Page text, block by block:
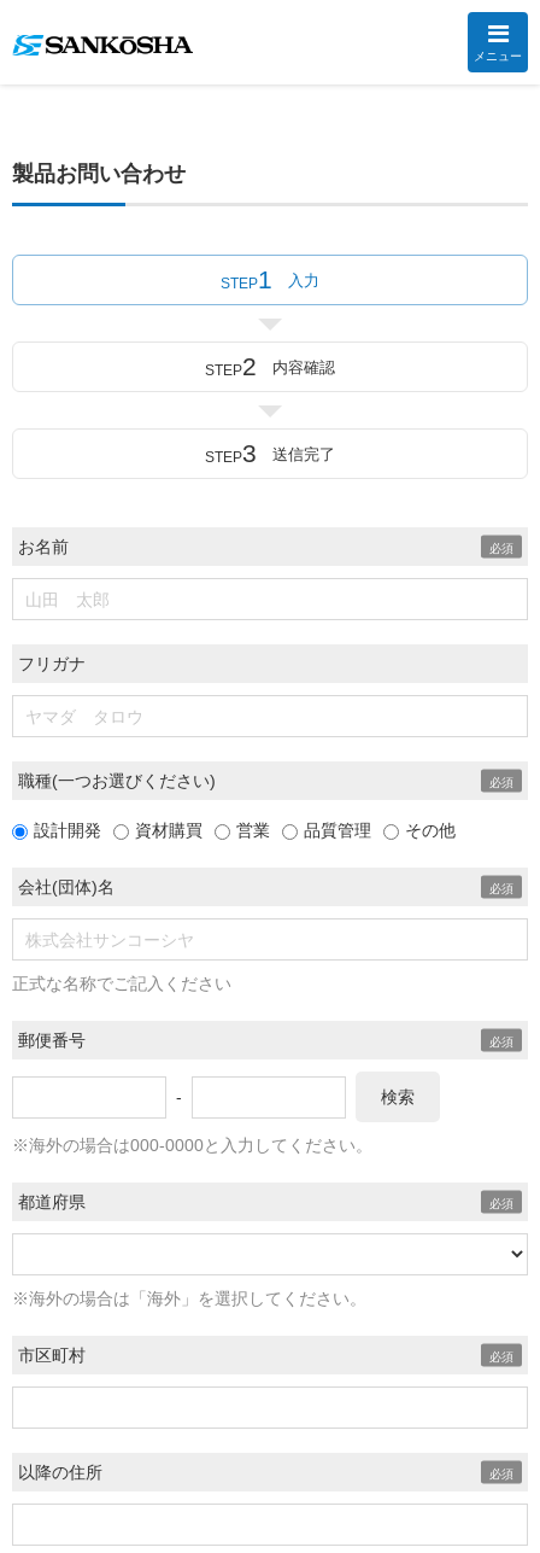
メニュー
製品お問い合わせ
STEP1 入力
STEP2 内容確認
STEP3 送信完了
お名前
フリガナ
職種(一つお選びください)
設計開発 資材購買 営業 品質管理 その他
会社(団体)名
正式な名称でご記入ください
郵便番号
- 検索
※海外の場合は000-0000と入力してください。
都道府県
※海外の場合は「海外」を選択してください。
市区町村
以降の住所